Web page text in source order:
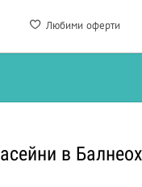
Любими оферти
в